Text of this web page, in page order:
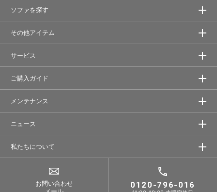
ソファを探す
その他アイテム
サービス
ご購入ガイド
メンテナンス
ニュース
私たちについて
お問い合わせ
0120-796-016